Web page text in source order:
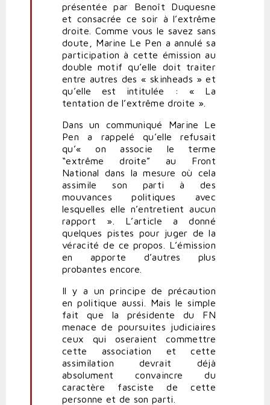
présentée par Benoît Duquesne
et consacrée ce soir à l’extrême
droite. Comme vous le savez sans
doute, Marine Le Pen a annulé sa
participation à cette émission au
double motif qu’elle doit traiter
entre autres des « skinheads » et
qu’elle est intitulée : « La
tentation de l’extrême droite ».
Dans un communiqué Marine Le
Pen a rappelé qu’elle refusait
qu’« on associe le terme
“extrême droite” au Front
National dans la mesure où cela
assimile son parti à des
mouvances politiques avec
lesquelles elle n’entretient aucun
rapport ». L’article a donné
quelques pistes pour juger de la
véracité de ce propos. L’émission
en apporte d’autres plus
probantes encore.
Il y a un principe de précaution
en politique aussi. Mais le simple
fait que la présidente du FN
menace de poursuites judiciaires
ceux qui oseraient commettre
cette association et cette
assimilation devrait déjà
absolument convaincre du
caractère fasciste de cette
personne et de son parti.